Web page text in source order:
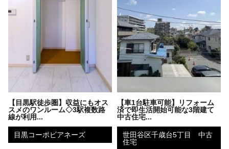
【目黒駅徒歩圏】収益にもオス
スメのワンルーム◇3駅複数路
線が利用...
目黒コーポビアネーズ
【車1台駐車可能】リフォーム
済で即生活開始可能な3階建て
中古住宅...
世田谷区千歳台5丁目 中古
住宅